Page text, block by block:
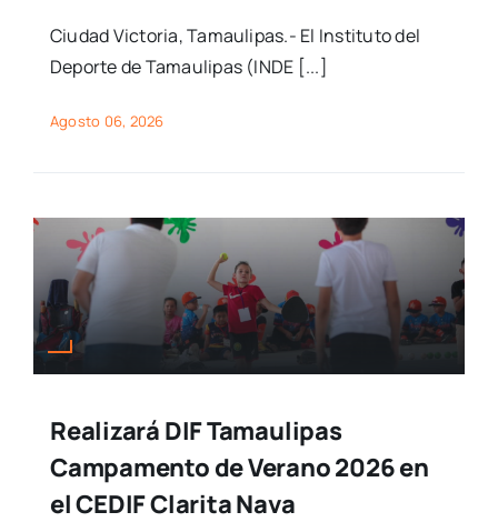
Ciudad Victoria, Tamaulipas.- El Instituto del
Deporte de Tamaulipas (INDE [...]
Agosto 06, 2026
Realizará DIF Tamaulipas
Campamento de Verano 2026 en
el CEDIF Clarita Nava